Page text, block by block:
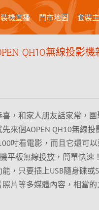
裝機直播 門市地圖 套裝
QH10無線投影機
，和家人朋友話家常，
來個AOPEN QH10無線投
吋看電影，而且它還可
機平板無線投放，簡單快速
，只要插上USB隨身碟或
片等多媒體內容，相當的